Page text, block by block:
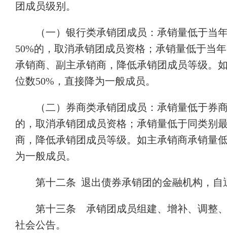
团成员级别。
（一）银行类承销团成员：承销量低于
50%的，取消承销团成员资格；承销量低于当
承销商、副主承销商，降低承销团成员等级。
位数50%，直接降为一般成员。
（二）券商类承销团成员：承销量低于
的，取消承销团成员资格；承销量低于同类别
商，降低承销团成员等级。如主承销商承销量
为一般成员。
第十二条 退出债券承销团的金融机构，
第十三条 承销团成员组建、增补、调整
社会公告。